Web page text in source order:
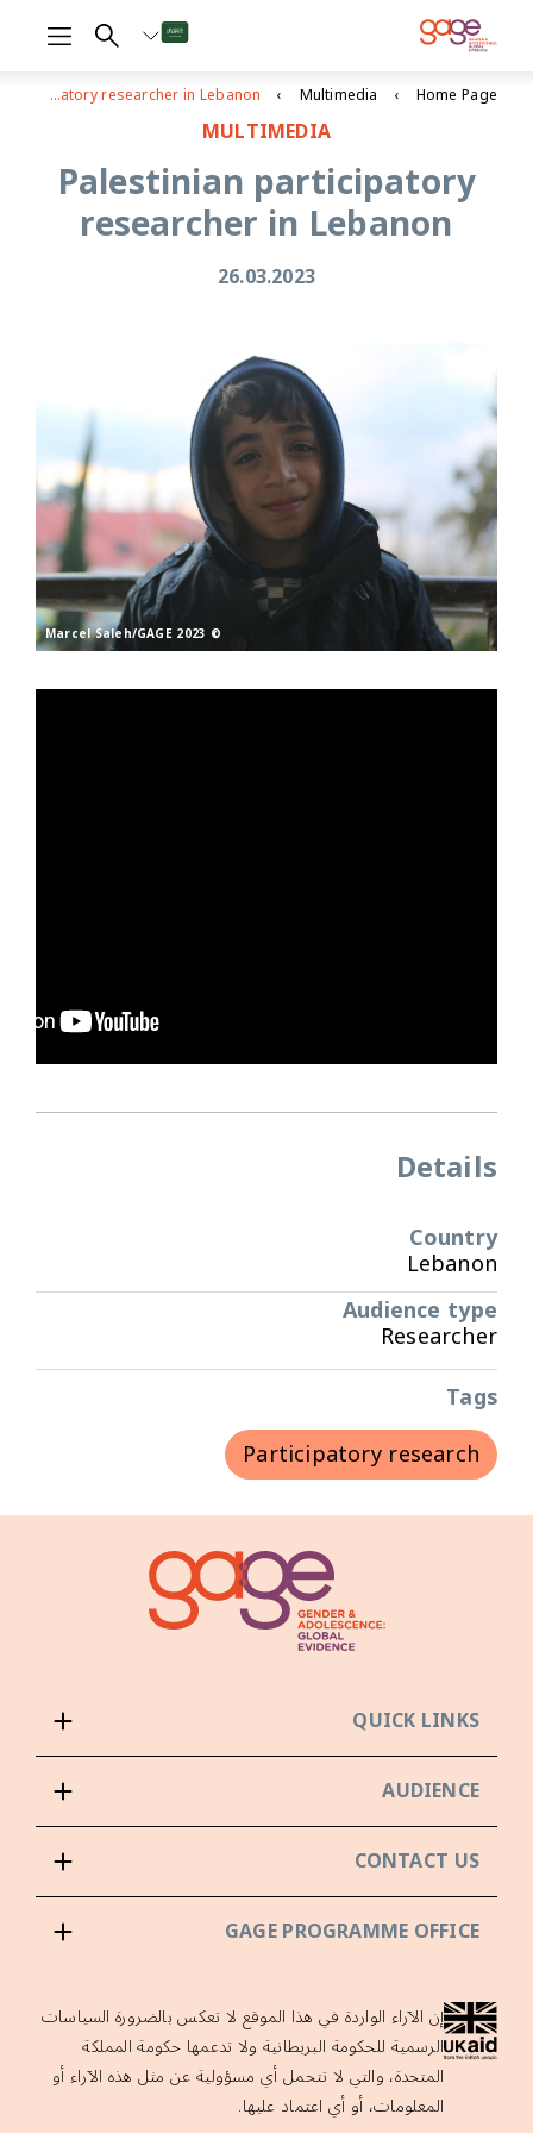
Home Page
Multimedia
Palestinian participatory researcher in Lebanon
MULTIMEDIA
Palestinian participatory
researcher in Lebanon
26.03.2023
© Marcel Saleh/GAGE 2023
Details
Country
Lebanon
Audience type
Researcher
Tags
Participatory research
QUICK LINKS
AUDIENCE
CONTACT US
GAGE PROGRAMME OFFICE
إن الآراء الواردة في هذا الموقع لا تعكس بالضرورة السياسات
الرسمية للحكومة البريطانية ولا تدعمها حكومة المملكة
المتحدة، والتي لا تتحمل أي مسؤولية عن مثل هذه الآراء أو
المعلومات، أو أي اعتماد عليها.